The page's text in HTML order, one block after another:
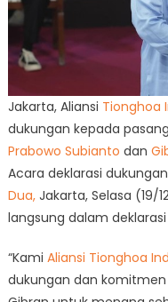
Jakarta, Aliansi Tionghoa
dukungan kepada
Prabowo Subianto dan
Acara deklarasi
Dua,Jakarta, Selasa (19/
langsung dalam
“Kami Aliansi Tionghoa
dukungan dan